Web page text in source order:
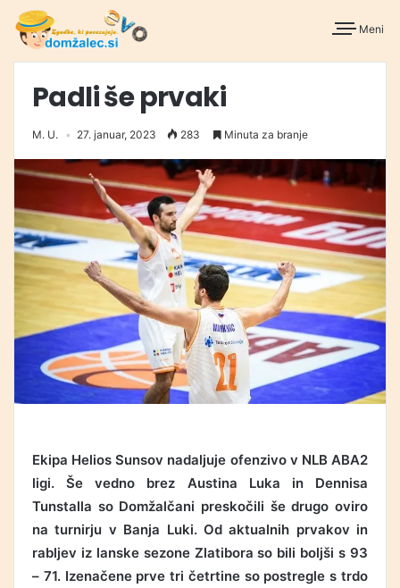
Meni
Padli še prvaki
M. U. 27. januar, 2023 283 Minuta za branje
Ekipa Helios Sunsov nadaljuje ofenzivo v NLB ABA2
ligi. Še vedno brez Austina Luka in Dennisa
Tunstalla so Domžalčani preskočili še drugo oviro
na turnirju v Banja Luki. Od aktualnih prvakov in
rabljev iz lanske sezone Zlatibora so bili boljši s 93
– 71. Izenačene prve tri četrtine so postregle s trdo